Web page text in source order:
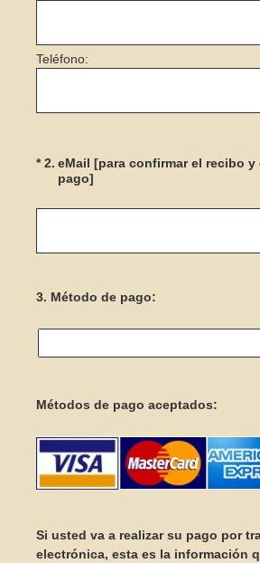
Teléfono:
* 2. eMail [para confirmar el recibo y
pago]
(Obligatorio).
3. Método de pago:
Métodos de pago aceptados:
Si usted va a realizar su pago por
electrónica, esta es la información